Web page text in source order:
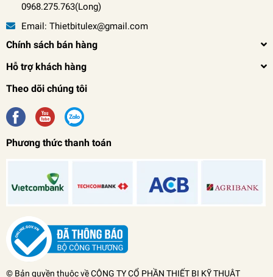
0968.275.763(Long)
Email: Thietbitulex@gmail.com
Chính sách bán hàng
Hỗ trợ khách hàng
Theo dõi chúng tôi
Phương thức thanh toán
© Bản quyền thuộc vềCÔNG TY CỔ PHẦN THIẾT BỊ KỸ THUẬT
(600x600x130mm)
0₫